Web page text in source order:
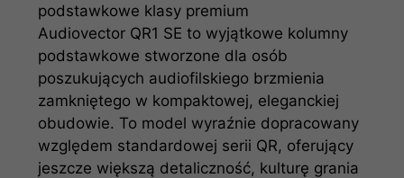
podstawkowe klasy premium
Audiovector QR1 SE to wyjątkowe kolumny
podstawkowe stworzone dla osób
poszukujących audiofilskiego brzmienia
zamkniętego w kompaktowej, eleganckiej
obudowie. To model wyraźnie dopracowany
względem standardowej serii QR, oferujący
jeszcze większą detaliczność, kulturę grania